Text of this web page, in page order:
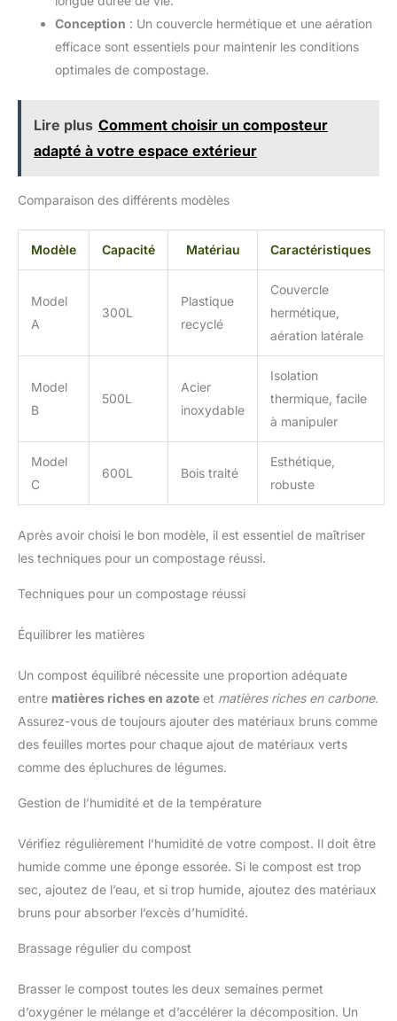
Conception : Un couvercle hermétique et une aération
efficace sont essentiels pour maintenir les conditions
optimales de compostage.
Lire plus Comment choisir un composteur
adapté à votre espace extérieur
Comparaison des différents modèles
Modèle Capacité Matériau Caractéristiques
Model
A
300L
Plastique
recyclé
Couvercle
hermétique,
aération latérale
Model
B
500L
Acier
inoxydable
Isolation
thermique, facile
à manipuler
Model
C
600L Bois traité
Esthétique,
robuste
Après avoir choisi le bon modèle, il est essentiel de maîtriser
les techniques pour un compostage réussi.
Techniques pour un compostage réussi
Équilibrer les matières
Un compost équilibré nécessite une proportion adéquate
entre matières riches en azote et matières riches en carbone.
Assurez-vous de toujours ajouter des matériaux bruns comme
des feuilles mortes pour chaque ajout de matériaux verts
comme des épluchures de légumes.
Gestion de l’humidité et de la température
Vérifiez régulièrement l’humidité de votre compost. Il doit être
humide comme une éponge essorée. Si le compost est trop
sec, ajoutez de l’eau, et si trop humide, ajoutez des matériaux
bruns pour absorber l’excès d’humidité.
Brassage régulier du compost
Brasser le compost toutes les deux semaines permet
d’oxygéner le mélange et d’accélérer la décomposition. Un